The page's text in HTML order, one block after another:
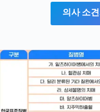
의사 소